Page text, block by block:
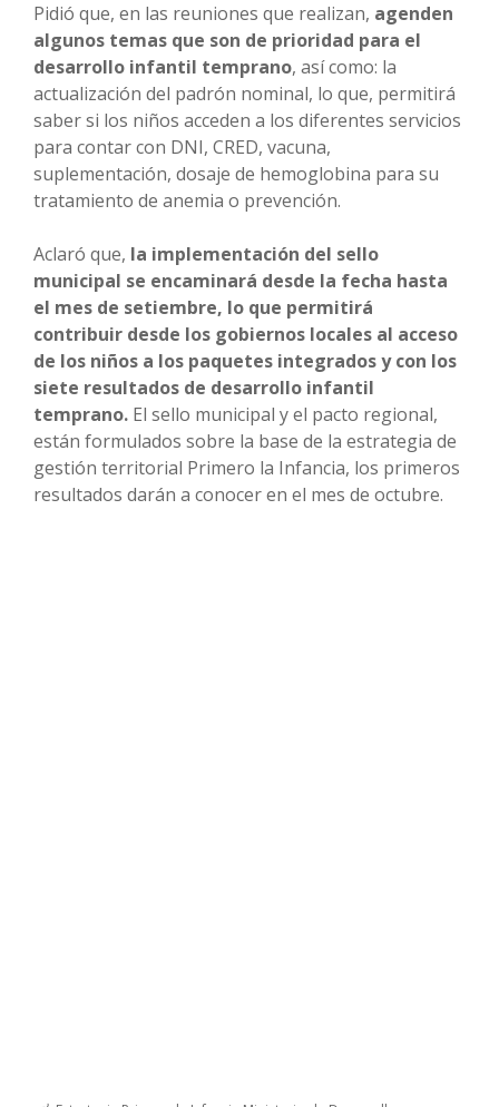
Pidió que, en las reuniones que realizan, agenden
algunos temas que son de prioridad para el
desarrollo infantil temprano, así como: la
actualización del padrón nominal, lo que, permitirá
saber si los niños acceden a los diferentes servicios
para contar con DNI, CRED, vacuna,
suplementación, dosaje de hemoglobina para su
tratamiento de anemia o prevención.
Aclaró que, la implementación del sello
municipal se encaminará desde la fecha hasta
el mes de setiembre, lo que permitirá
contribuir desde los gobiernos locales al acceso
de los niños a los paquetes integrados y con los
siete resultados de desarrollo infantil
temprano. El sello municipal y el pacto regional,
están formulados sobre la base de la estrategia de
gestión territorial Primero la Infancia, los primeros
resultados darán a conocer en el mes de octubre.